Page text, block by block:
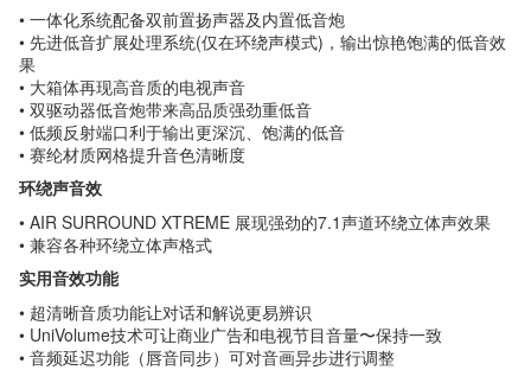
• 一体化系统配备双前置扬声器及内置低音炮
• 先进低音扩展处理系统(仅在环绕声模式)，输出惊艳饱满的低音效
果
• 大箱体再现高音质的电视声音
• 双驱动器低音炮带来高品质强劲重低音
• 低频反射端口利于输出更深沉、饱满的低音
• 赛纶材质网格提升音色清晰度
环绕声音效
• AIR SURROUND XTREME 展现强劲的7.1声道环绕立体声效果
• 兼容各种环绕立体声格式
实用音效功能
• 超清晰音质功能让对话和解说更易辨识
• UniVolume技术可让商业广告和电视节目音量〜保持一致
• 音频延迟功能（唇音同步）可对音画异步进行调整